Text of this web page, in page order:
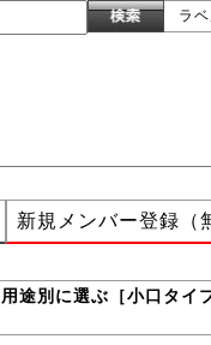
ラ
新規メンバー登録（
用途別に選ぶ［小口タイ